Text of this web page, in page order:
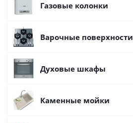
Газовые колонки
Варочные поверхности
Духовые шкафы
Каменные мойки